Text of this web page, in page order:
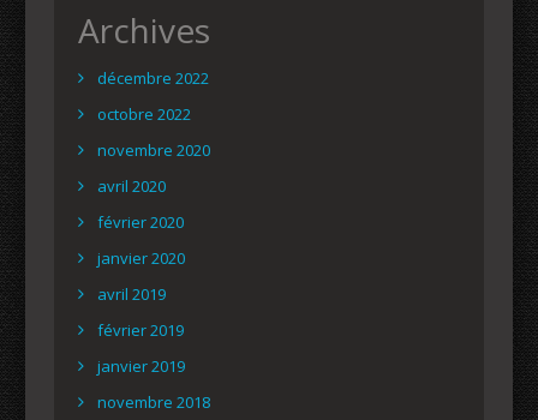
Archives
décembre 2022
octobre 2022
novembre 2020
avril 2020
février 2020
janvier 2020
avril 2019
février 2019
janvier 2019
novembre 2018